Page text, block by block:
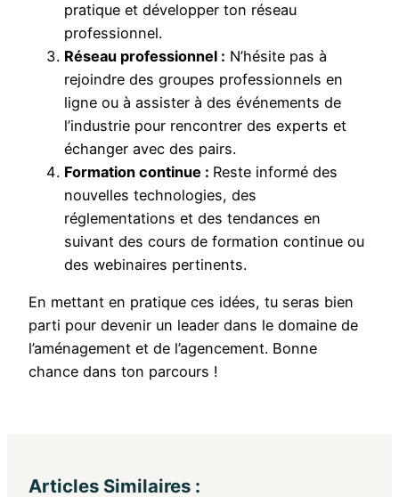
pratique et développer ton réseau
professionnel.
Réseau professionnel : N’hésite pas à
rejoindre des groupes professionnels en
ligne ou à assister à des événements de
l’industrie pour rencontrer des experts et
échanger avec des pairs.
Formation continue : Reste informé des
nouvelles technologies, des
réglementations et des tendances en
suivant des cours de formation continue ou
des webinaires pertinents.
En mettant en pratique ces idées, tu seras bien
parti pour devenir un leader dans le domaine de
l’aménagement et de l’agencement. Bonne
chance dans ton parcours !
Articles Similaires :